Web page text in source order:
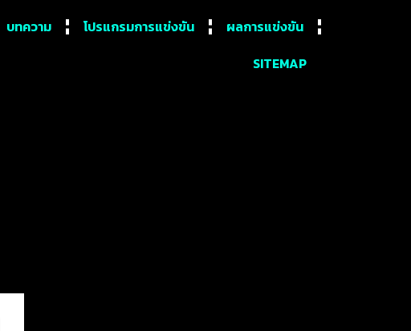
บทความ โปรแกรมการแข่งขัน
ผลการแข่งขัน
SITEMAP